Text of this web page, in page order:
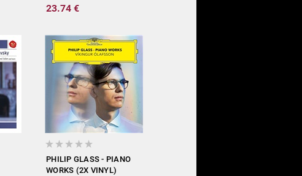
23.74 €
PHILIP GLASS - PIANO
WORKS (2X VINYL)